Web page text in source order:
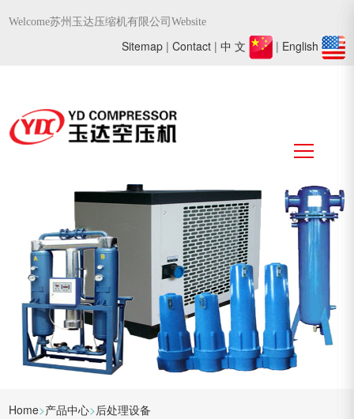
Welcome苏州玉达压缩机有限公司Website
Sitemap| Contact | 中 文 | English
Home>产品中心>后处理设备